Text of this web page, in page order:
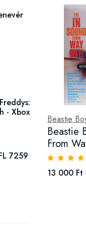
- Xbox
7259
Beastie
Beastie
From
13 000 Ft